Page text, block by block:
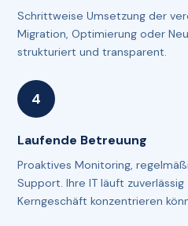
Schrittweise Umsetzung der
Migration, Optimierung oder
strukturiert und transparent.
Laufende Betreuung
Proaktives Monitoring,
Support. Ihre IT läuft
Kerngeschäft konzentrieren